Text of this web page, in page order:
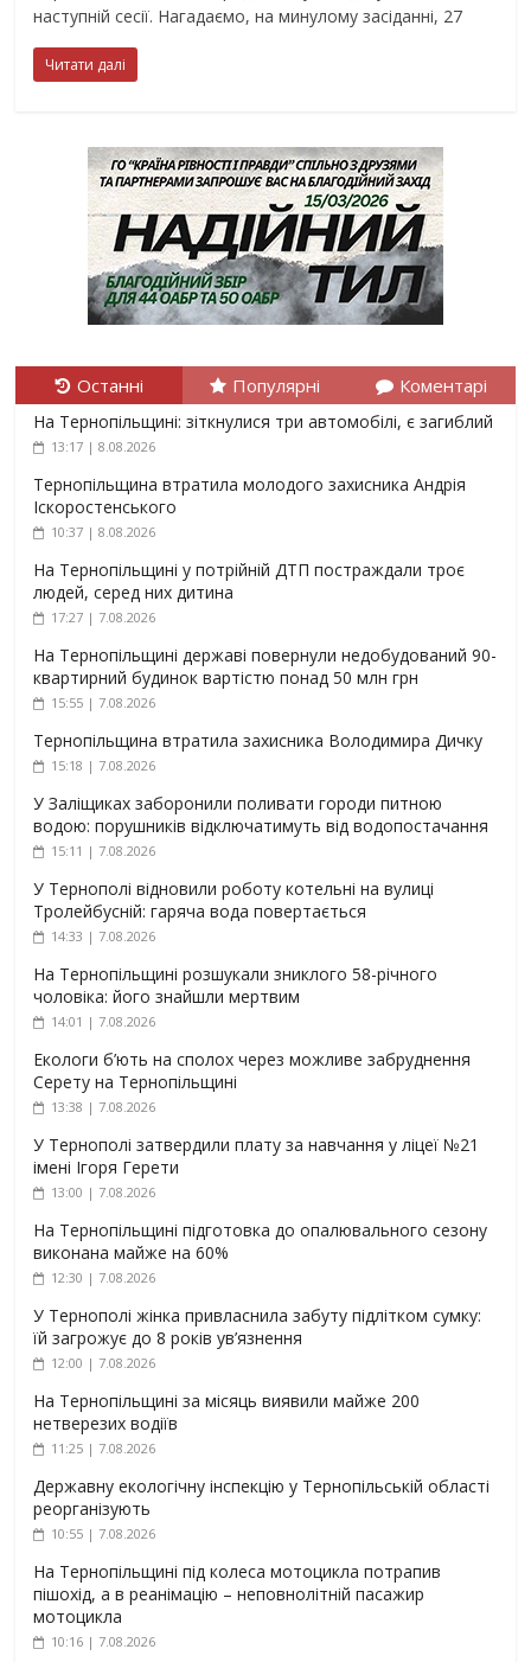
наступній сесії. Нагадаємо, на минулому засіданні, 27
Читати далі
Останні Популярні Коментарі
На Тернопільщині: зіткнулися три автомобілі, є загиблий
13:17 | 8.08.2026
Тернопільщина втратила молодого захисника Андрія
Іскоростенського
10:37 | 8.08.2026
На Тернопільщині у потрійній ДТП постраждали троє
людей, серед них дитина
17:27 | 7.08.2026
На Тернопільщині державі повернули недобудований 90-
квартирний будинок вартістю понад 50 млн грн
15:55 | 7.08.2026
Тернопільщина втратила захисника Володимира Дичку
15:18 | 7.08.2026
У Заліщиках заборонили поливати городи питною
водою: порушників відключатимуть від водопостачання
15:11 | 7.08.2026
У Тернополі відновили роботу котельні на вулиці
Тролейбусній: гаряча вода повертається
14:33 | 7.08.2026
На Тернопільщині розшукали зниклого 58-річного
чоловіка: його знайшли мертвим
14:01 | 7.08.2026
Екологи б’ють на сполох через можливе забруднення
Серету на Тернопільщині
13:38 | 7.08.2026
У Тернополі затвердили плату за навчання у ліцеї №21
імені Ігоря Герети
13:00 | 7.08.2026
На Тернопільщині підготовка до опалювального сезону
виконана майже на 60%
12:30 | 7.08.2026
У Тернополі жінка привласнила забуту підлітком сумку:
їй загрожує до 8 років ув’язнення
12:00 | 7.08.2026
На Тернопільщині за місяць виявили майже 200
нетверезих водіїв
11:25 | 7.08.2026
Державну екологічну інспекцію у Тернопільській області
реорганізують
10:55 | 7.08.2026
На Тернопільщині під колеса мотоцикла потрапив
пішохід, а в реанімацію – неповнолітній пасажир
мотоцикла
10:16 | 7.08.2026